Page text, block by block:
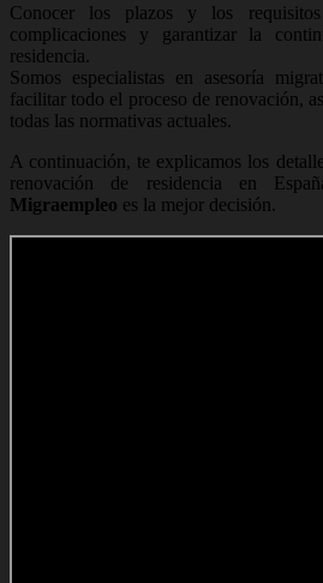
Conocer los plazos y los
complicaciones y garantizar la
residencia.
Somos especialistas en asesoría
facilitar todo el proceso de renovación,
todas las normativas actuales.
A continuación, te explicamos los
renovación de residencia en
Migraempleo es la mejor decisión.